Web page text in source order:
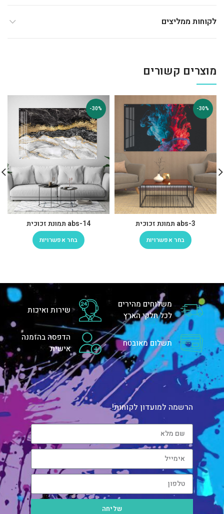
לקוחות ממליצים
מוצרים קשורים
-30%
abs-3 תמונת זכוכית
בחר אפשרויות
-30%
abs-14 תמונת זכוכית
בחר אפשרויות
משלוחים מהירים
לכל חלקי הארץ
שירות ואיכות
תשלום מאובטח
הדפסה בהזמנה
אישית
הרשמה למועדון לקוחות!
שליחה